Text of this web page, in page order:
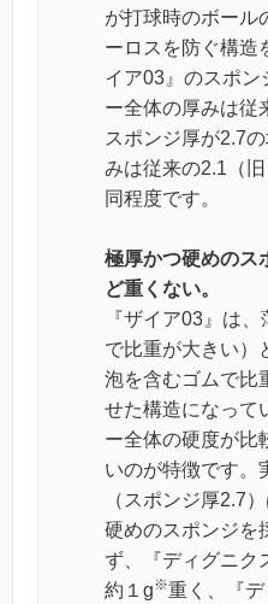
が打球時のボール
ーロスを防ぐ構
イア03』のスポン
ー全体の厚みは従
スポンジ厚が2.7
みは従来の2.1（
同程度です。
極厚かつ硬めのス
ど重くない。
『ザイア03』は
で比重が大きい）
泡を含むゴムで比
せた構造になって
ー全体の硬度が比
いのが特徴です。
（スポンジ厚2.7
硬めのスポンジを
ず、『ディグニク
約１g※重く、『デ